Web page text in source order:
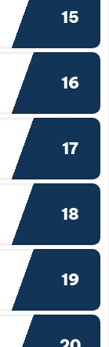
15
16
17
18
19